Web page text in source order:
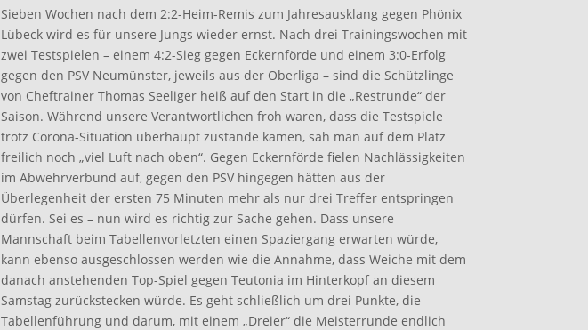
Sieben Wochen nach dem 2:2-Heim-Remis zum Jahresausklang gegen Phönix
Lübeck wird es für unsere Jungs wieder ernst. Nach drei Trainingswochen mit
zwei Testspielen – einem 4:2-Sieg gegen Eckernförde und einem 3:0-Erfolg
gegen den PSV Neumünster, jeweils aus der Oberliga – sind die Schützlinge
von Cheftrainer Thomas Seeliger heiß auf den Start in die „Restrunde“ der
Saison. Während unsere Verantwortlichen froh waren, dass die Testspiele
trotz Corona-Situation überhaupt zustande kamen, sah man auf dem Platz
freilich noch „viel Luft nach oben“. Gegen Eckernförde fielen Nachlässigkeiten
im Abwehrverbund auf, gegen den PSV hingegen hätten aus der
Überlegenheit der ersten 75 Minuten mehr als nur drei Treffer entspringen
dürfen. Sei es – nun wird es richtig zur Sache gehen. Dass unsere
Mannschaft beim Tabellenvorletzten einen Spaziergang erwarten würde,
kann ebenso ausgeschlossen werden wie die Annahme, dass Weiche mit dem
danach anstehenden Top-Spiel gegen Teutonia im Hinterkopf an diesem
Samstag zurückstecken würde. Es geht schließlich um drei Punkte, die
Tabellenführung und darum, mit einem „Dreier“ die Meisterrunde endlich